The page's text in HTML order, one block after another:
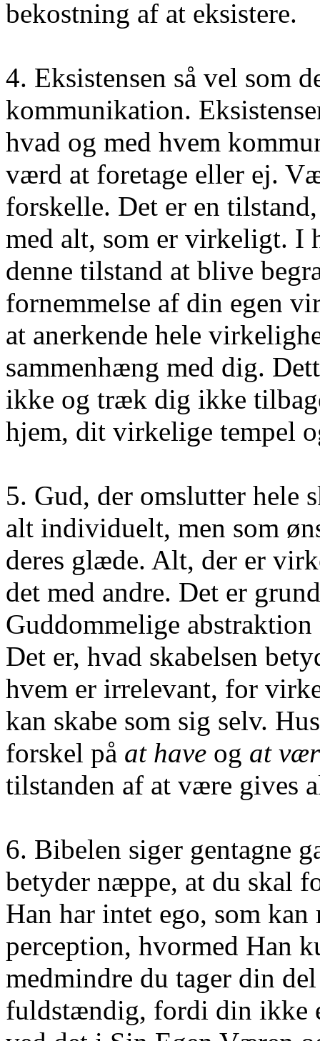
bekostning af at eksistere.
4. Eksistensen så vel som
kommunikation.
hvad og med hvem
værd at foretage eller ej.
forskelle. Det er en
med alt, som er virkeligt. I
denne tilstand at blive
fornemmelse af din egen
at anerkende hele
sammenhæng med dig.
ikke og træk dig ikke
hjem, dit virkelige tempel
5. Gud, der omslutter hele
alt individuelt, men som
deres glæde. Alt, der er
det med andre. Det er
Guddommelige
Det er, hvad skabelsen
hvem er irrelevant, for
kan skabe som sig selv.
forskel på at have og at
tilstanden af at være gives
6. Bibelen siger gentagne
betyder næppe, at du skal
Han har intet ego, som
perception, hvormed Han
medmindre du tager din
fuldstændig, fordi din ikke